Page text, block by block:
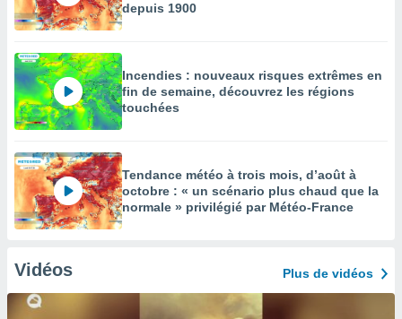
depuis 1900
Incendies : nouveaux risques extrêmes en
fin de semaine, découvrez les régions
touchées
Tendance météo à trois mois, d’août à
octobre : « un scénario plus chaud que la
normale » privilégié par Météo-France
Vidéos Plus de vidéos